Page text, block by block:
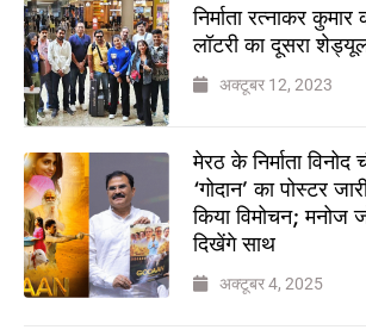
निर्माता रत्नाकर
लॉटरी का दूसरा
अक्टूबर 12, 2023
मेरठ के निर्माता विनोद
‘गोदान’ का पोस्टर
किया विमोचन; मनोज
दिखेंगे साथ
अक्टूबर 4, 2025